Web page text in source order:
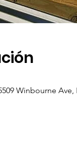
Winbourne Ave,